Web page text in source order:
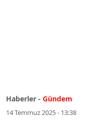
Haberler - Gündem
14 Temmuz 2025 - 13:38